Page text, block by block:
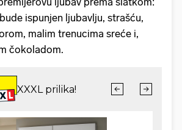
ispunjen ljubavlju, strašću,
malim trenucima sreće i,
čokoladom.